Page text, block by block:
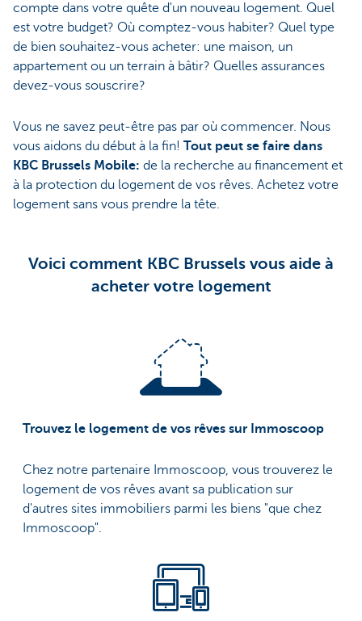
compte dans votre quête d'un nouveau logement. Quel
est votre budget? Où comptez-vous habiter? Quel type
de bien souhaitez-vous acheter: une maison, un
appartement ou un terrain à bâtir? Quelles assurances
devez-vous souscrire?
Vous ne savez peut-être pas par où commencer. Nous
vous aidons du début à la fin! Tout peut se faire dans
KBC Brussels Mobile: de la recherche au financement et
à la protection du logement de vos rêves. Achetez votre
logement sans vous prendre la tête.
Voici comment KBC Brussels vous aide à
acheter votre logement
Trouvez le logement de vos rêves sur Immoscoop
Chez notre partenaire Immoscoop, vous trouverez le
logement de vos rêves avant sa publication sur
d'autres sites immobiliers parmi les biens "que chez
Immoscoop".